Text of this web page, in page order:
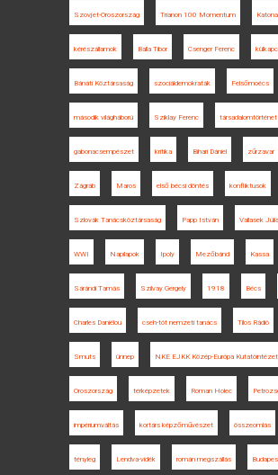
Szovjet-Oroszország Trianon 100 Momentum
kérészállamok Balla Tibor Csenger Ferenc
Bánáti Köztársaság szociáldemokraták Felsőmoécs
második világháború Sziklay Ferenc társadalomtörténet
gabonacsempészet kritika Bihari Dániel zűrzavar
Zágráb Maros első bécsi döntés konfliktusok
Szlovák Tanácsköztársaság Papp István Vallasek Júlia
WWI Napilapok Ipoly Mezőbánd Kassa
Sárándi Tamás Szilvay Gergely 1918 Bécs
Charles Daniélou cseh-tót nemzeti tanács Tilos Rádió
Smuts ünnep NKE EJKK Közép-Európa Kutatóintézet
Oroszország térképzetek Roman Holec
impériumváltás kortárs képzőművészet összeomlás
tényleg Lendva-vidék román megszállás